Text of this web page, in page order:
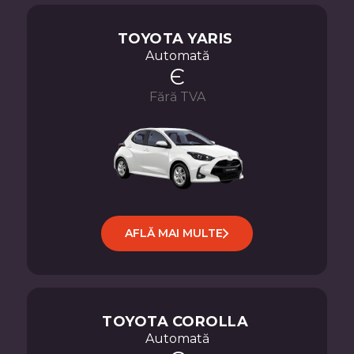
TOYOTA YARIS
Automată
Є
Fără TVA
AFLĂ MAI MULTE
TOYOTA COROLLA
Automată